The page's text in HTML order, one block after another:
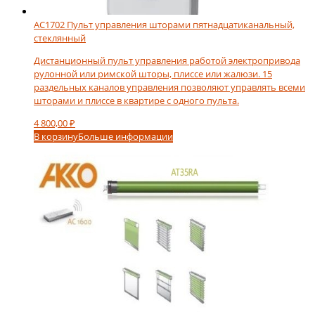
AC1702 Пульт управления шторами пятнадцатиканальный,
стеклянный
Дистанционный пульт управления работой электропривода
рулонной или римской шторы, плиссе или жалюзи. 15
раздельных каналов управления позволяют управлять всеми
шторами и плиссе в квартире с одного пульта.
4 800,00₽
В корзинуБольше информации